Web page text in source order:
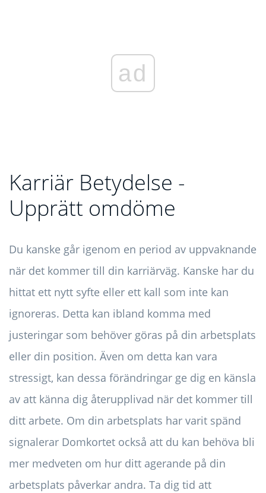
ad
Karriär Betydelse -
Upprätt omdöme
Du kanske går igenom en period av uppvaknande
när det kommer till din karriärväg. Kanske har du
hittat ett nytt syfte eller ett kall som inte kan
ignoreras. Detta kan ibland komma med
justeringar som behöver göras på din arbetsplats
eller din position. Även om detta kan vara
stressigt, kan dessa förändringar ge dig en känsla
av att känna dig återupplivad när det kommer till
ditt arbete. Om din arbetsplats har varit spänd
signalerar Domkortet också att du kan behöva bli
mer medveten om hur ditt agerande på din
arbetsplats påverkar andra. Ta dig tid att